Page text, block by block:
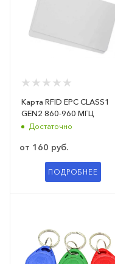
Карта RFID EPC CLASS1
GEN2 860-960 МГЦ
Достаточно
от 160 руб.
ПОДРОБНЕЕ